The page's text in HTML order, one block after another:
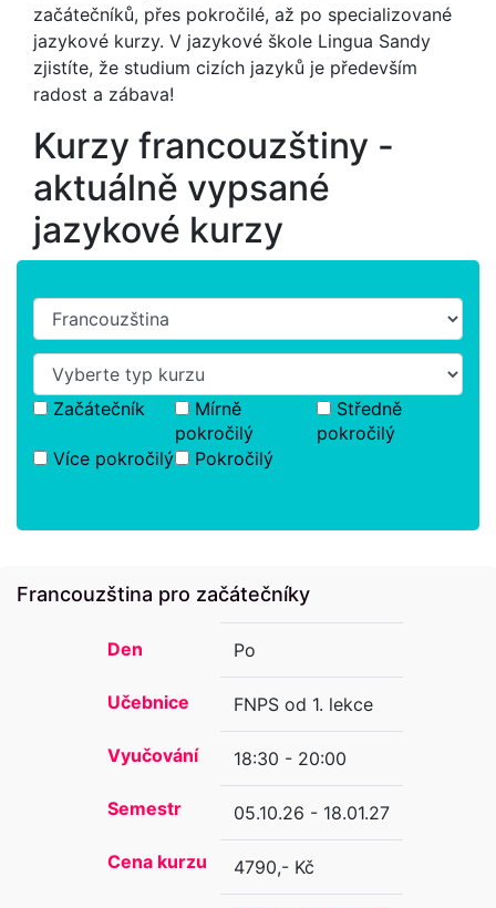
začátečníků, přes pokročilé, až po specializované
jazykové kurzy. V jazykové škole Lingua Sandy
zjistíte, že studium cizích jazyků je především
radost a zábava!
Kurzy francouzštiny -
aktuálně vypsané
jazykové kurzy
Začátečník
Mírně
pokročilý
Středně
pokročilý
Více pokročilý
Pokročilý
Francouzština pro začátečníky
Den
Učebnice
Vyučování
Semestr
Cena kurzu
Po
FNPS od 1. lekce
18:30 - 20:00
05.10.26 - 18.01.27
4790,- Kč